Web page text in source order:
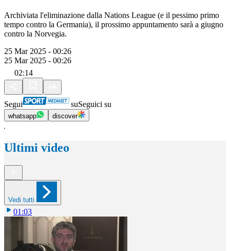
Archiviata l'eliminazione dalla Nations League (e il pessimo primo
tempo contro la Germania), il prossimo appuntamento sarà a giugno
contro la Norvegia.
25 Mar 2025 - 00:26
25 Mar 2025 - 00:26
02:14
Segui suSeguici su
whatsapp discover
Ultimi video
Vedi tutti
01:03